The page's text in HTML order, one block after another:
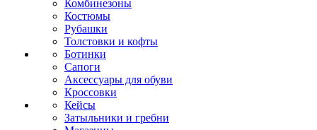
Комбинезоны
Костюмы
Рубашки
Толстовки и кофты
Ботинки
Сапоги
Аксессуары для обуви
Кроссовки
Кейсы
Затыльники и гребни